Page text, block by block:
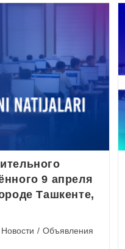
9 апреля
Ташкентe,
Новости / Объявления